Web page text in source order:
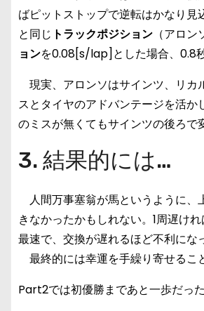
ばピットストップで逆転はかなり
と同じ トラックポジション （アロ
ョンを0.08[s/lap]とした場合、0.8
現実、アロンソはサインツ、リカ
スとタイヤのアドバンテージを活
のミスが無くてもサインツの後ろで
3. 結果的には…
人間万事塞翁が馬というように、
きなかったかもしれない。1周遅け
最速で、交換が遅れるほど不利にな
最終的には幸運を手繰り寄せるこ
Part2では初優勝まであと一歩だっ